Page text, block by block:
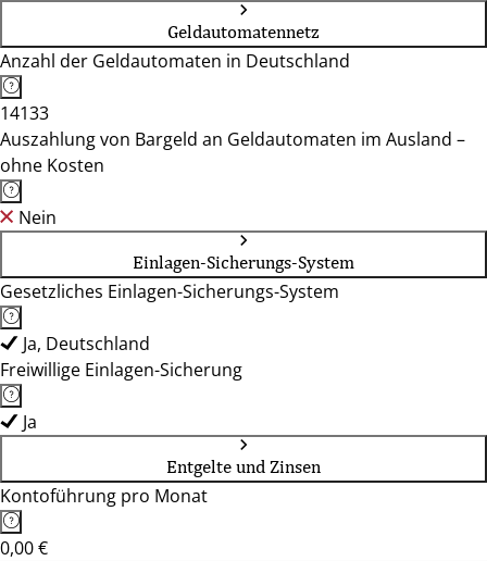
Geldautomatennetz
Anzahl der Geldautomaten in Deutschland
14133
Auszahlung von Bargeld an Geldautomaten im Ausland –
ohne Kosten
Nein
Einlagen-Sicherungs-System
Gesetzliches Einlagen-Sicherungs-System
Ja, Deutschland
Freiwillige Einlagen-Sicherung
Ja
Entgelte und Zinsen
Kontoführung pro Monat
0,00 €